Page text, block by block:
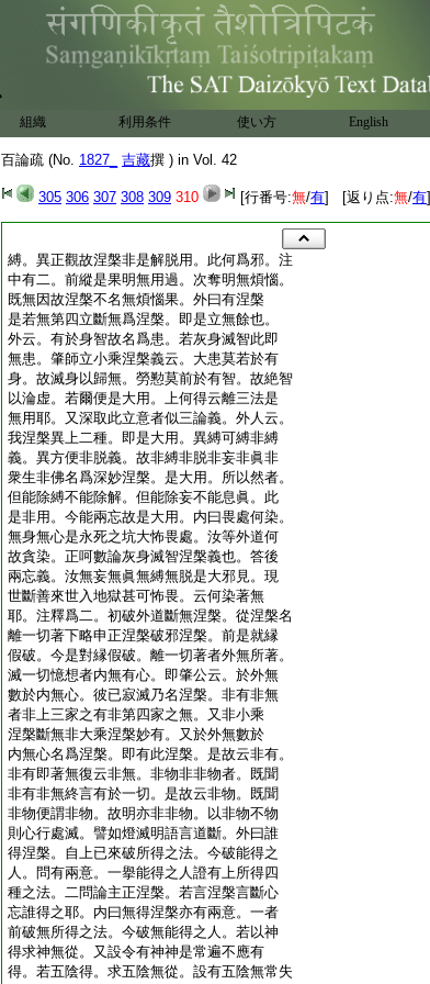
組織 利用条件 使い方 English
百論疏 (No. 1827_ 吉藏撰 ) in Vol. 42
305 306 307 308 309 310 [行番号:無/有] [返り点:無/有]
縛。異正觀故涅槃非是解脱用。此何爲邪。注
中有二。前縱是果明無用過。次奪明無煩惱。
既無因故涅槃不名無煩惱果。外曰有涅槃
是若無第四立斷無爲涅槃。即是立無餘也。
外云。有於身智故名爲患。若灰身滅智此即
無患。肇師立小乘涅槃義云。大患莫若於有
身。故滅身以歸無。勞懃莫前於有智。故絶智
以淪虚。若爾便是大用。上何得云離三法是
無用耶。又深取此立意者似三論義。外人云。
我涅槃異上二種。即是大用。異縛可縛非縛
義。異方便非脱義。故非縛非脱非妄非眞非
衆生非佛名爲深妙涅槃。是大用。所以然者。
但能除縛不能除解。但能除妄不能息眞。此
是非用。今能兩忘故是大用。内曰畏處何染。
無身無心是永死之坑大怖畏處。汝等外道何
故貪染。正呵數論灰身滅智涅槃義也。答後
兩忘義。汝無妄無眞無縛無脱是大邪見。現
世斷善來世入地獄甚可怖畏。云何染著無
耶。注釋爲二。初破外道斷無涅槃。從涅槃名
離一切著下略申正涅槃破邪涅槃。前是就縁
假破。今是對縁假破。離一切著者外無所著。
滅一切憶想者内無有心。即肇公云。於外無
數於内無心。彼已寂滅乃名涅槃。非有非無
者非上三家之有非第四家之無。又非小乘
涅槃斷無非大乘涅槃妙有。又於外無數於
内無心名爲涅槃。即有此涅槃。是故云非有。
非有即著無復云非無。非物非非物者。既聞
非有非無終言有於一切。是故云非物。既聞
非物便謂非物。故明亦非非物。以非物不物
則心行處滅。譬如燈滅明語言道斷。外曰誰
得涅槃。自上已來破所得之法。今破能得之
人。問有兩意。一擧能得之人證有上所得四
種之法。二問論主正涅槃。若言涅槃言斷心
忘誰得之耶。内曰無得涅槃亦有兩意。一者
前破無所得之法。今破無能得之人。若以神
得求神無從。又設令有神神是常遍不應有
得。若五陰得。求五陰無從。設有五陰無常失